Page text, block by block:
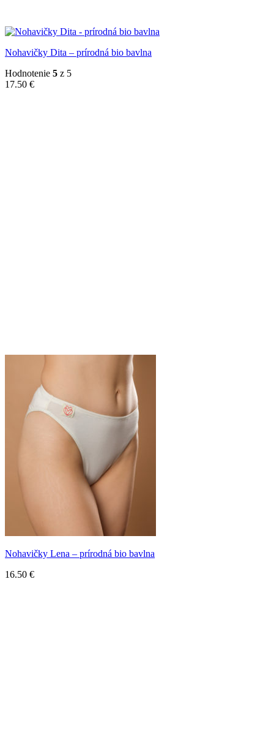
Nohavičky Dita – prírodná bio bavlna
Hodnotenie 5 z 5
17.50 €
Nohavičky Lena – prírodná bio bavlna
16.50 €